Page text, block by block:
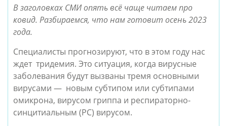
В заголовках СМИ опять всё чаще читаем про
ковид. Разбираемся, что нам готовит осень 2023
года.
Специалисты прогнозируют, что в этом году нас
ждет  тридемия. Это ситуация, когда вирусные
заболевания будут вызваны тремя основными
вирусами —  новым субтипом или субтипами
омикрона, вирусом гриппа и респираторно-
синцитиальным (РС) вирусом.